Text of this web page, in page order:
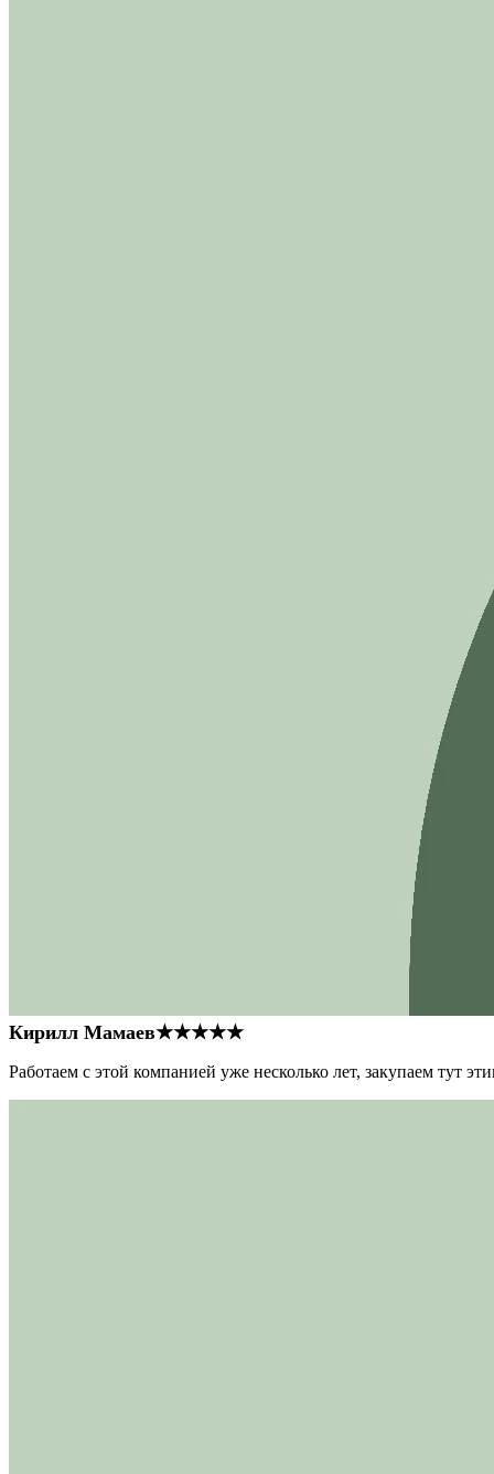
Кирилл Мамаев★★★★★
Работаем с этой компанией уже несколько лет, закупаем тут